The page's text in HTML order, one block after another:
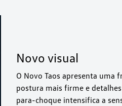
Novo visual
O Novo Taos apresenta uma
postura mais firme e
para-choque intensifica a